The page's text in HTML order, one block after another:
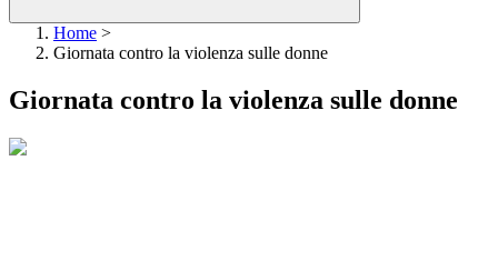
Home >
Giornata contro la violenza sulle donne
Giornata contro la violenza sulle donne